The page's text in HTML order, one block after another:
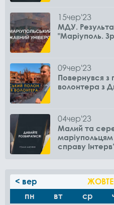
15чер'23
МДУ.
"Маріуполь.
09чер'23
Повернувся з
волонтера з
04чер'23
Малий та
маріупольцям
справу
< вер
пн
вт ср